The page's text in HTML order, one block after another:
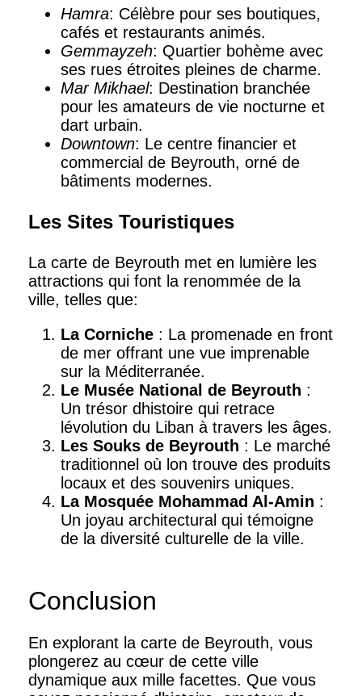
Hamra: Célèbre pour ses boutiques,
cafés et restaurants animés.
Gemmayzeh: Quartier bohème avec
ses rues étroites pleines de charme.
Mar Mikhael: Destination branchée
pour les amateurs de vie nocturne et
dart urbain.
Downtown: Le centre financier et
commercial de Beyrouth, orné de
bâtiments modernes.
Les Sites Touristiques
La carte de Beyrouth met en lumière les
attractions qui font la renommée de la
ville, telles que:
La Corniche : La promenade en front
de mer offrant une vue imprenable
sur la Méditerranée.
Le Musée National de Beyrouth :
Un trésor dhistoire qui retrace
lévolution du Liban à travers les âges.
Les Souks de Beyrouth : Le marché
traditionnel où lon trouve des produits
locaux et des souvenirs uniques.
La Mosquée Mohammad Al-Amin :
Un joyau architectural qui témoigne
de la diversité culturelle de la ville.
Conclusion
En explorant la carte de Beyrouth, vous
plongerez au cœur de cette ville
dynamique aux mille facettes. Que vous